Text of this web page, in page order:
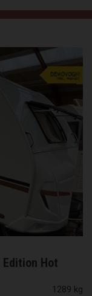
Edition Hot
1289 kg